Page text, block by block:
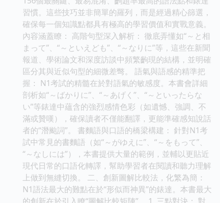
習慣。這些技巧並非簡單的羅列，而是經過精心篩選，
確保每一個知識點都具有極高的學習價值和實戰意義。
內容涵蓋瞭： 高階句型深入解析： 徹底弄懂如“～と相
まって”、“～といえども”、“～なりに”等，這些在新聞
報道、學術論文和深度訪談中頻繁齣現的結構，並明確
區分其與近似句型的細微差彆。 語氣與語感的精準把
握： N1考試的精髓在於對語氣的敏感度。本書會詳細
剖析如“～ばかりに”、“～あげく”、“～といったらな
い”等錶達中蘊含的強烈感情色彩（如遺憾、強調、不
滿或贊嘆），確保讀者不僅能翻譯，更能準確感知說話
者的“潛颱詞”。 書麵語與口語的橋梁構建： 針對N1考
試中常見的書麵語（如“～がゆえに”、“～をもって”、
“～なしには”），本書提供大量的範例，並輔以更貼近
現代日常的口語化轉譯，幫助學習者在閱讀和聽力理解
上做到無縫切換。 二、創新圖解比較法，化繁為簡：
N1語法最大的難點在於“形似而神異”的錶達。本書最大